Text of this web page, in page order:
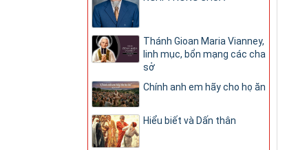
Thánh Gioan Maria Vianney,
linh mục, bổn mạng các cha
sở
Chính anh em hãy cho họ ăn
Hiểu biết và Dấn thân